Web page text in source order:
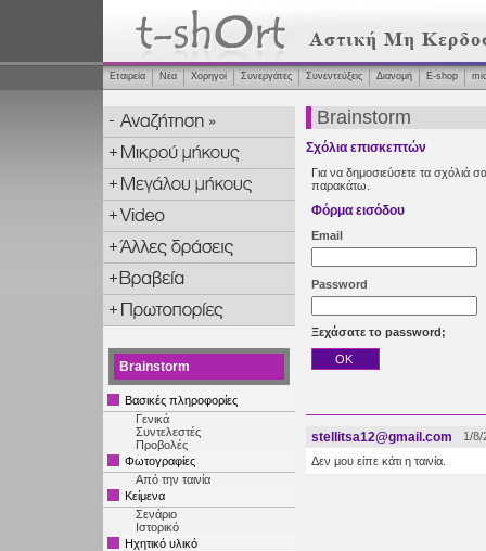
Εταιρεία Νέα Χορηγοί Συνεργάτες Συνεντεύξεις Διανομή Ε-shop
Brainstorm
Βασικές πληροφορίες
Γενικά
Συντελεστές
Προβολές
Φωτογραφίες
Από την ταινία
Κείμενα
Σενάριο
Ιστορικό
Ηχητικό υλικό
Brainstorm
Σχόλια επισκεπτών
Για να δημοσιεύσετε τα σχόλιά
παρακάτω.
Φόρμα εισόδου
Email
Password
Ξεχάσατε το password;
stellitsa12@gmail.com
1/8/
Δεν μου είπε κάτι η ταινία.